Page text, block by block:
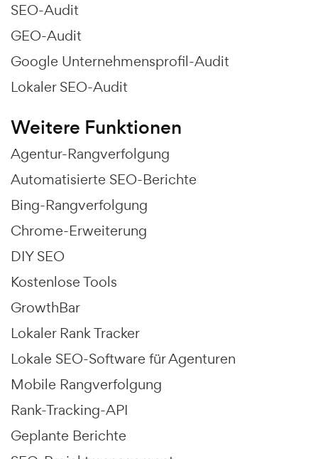
SEO-Audit
GEO-Audit
Google Unternehmensprofil-Audit
Lokaler SEO-Audit
Weitere Funktionen
Agentur-Rangverfolgung
Automatisierte SEO-Berichte
Bing-Rangverfolgung
Chrome-Erweiterung
DIY SEO
Kostenlose Tools
GrowthBar
Lokaler Rank Tracker
Lokale SEO-Software für Agenturen
Mobile Rangverfolgung
Rank-Tracking-API
Geplante Berichte